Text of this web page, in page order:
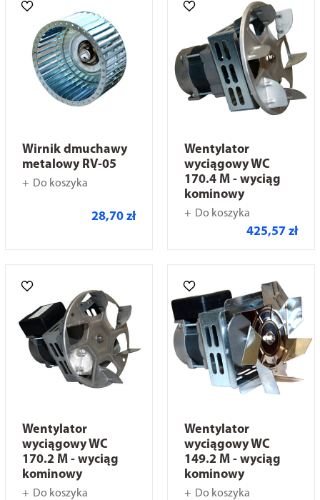
Wirnik dmuchawy
metalowy RV-05
Do koszyka
28,70 zł
Wentylator
wyciągowy WC
170.4 M - wyciąg
kominowy
Do koszyka
425,57 zł
Wentylator
wyciągowy WC
170.2 M - wyciąg
kominowy
Do koszyka
Wentylator
wyciągowy WC
149.2 M - wyciąg
kominowy
Do koszyka